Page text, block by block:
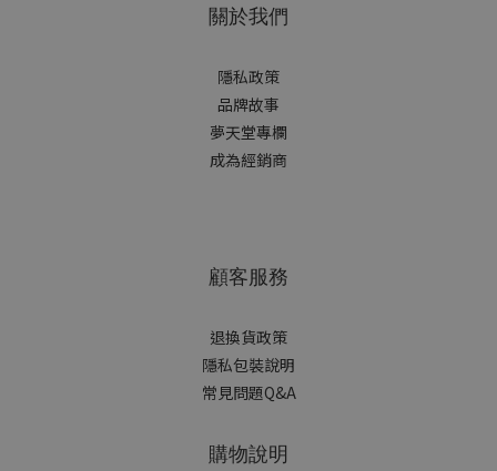
關於我們
隱私政策
品牌故事
夢天堂專欄
成為經銷商
顧客服務
退換貨政策
隱私包裝說明
常見問題Q&A
購物說明